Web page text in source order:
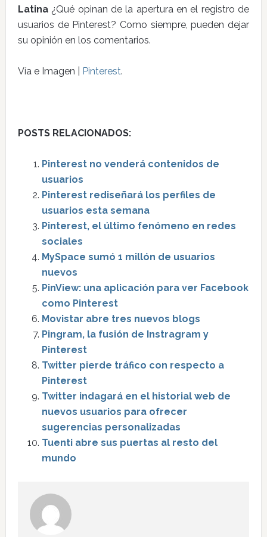
Latina¿Qué opinan de la apertura en el registro de
usuarios de Pinterest? Como siempre, pueden dejar
su opinión en los comentarios.
Vía e Imagen | Pinterest.
POSTS RELACIONADOS:
Pinterest no venderá contenidos de
usuarios
Pinterest rediseñará los perfiles de
usuarios esta semana
Pinterest, el último fenómeno en redes
sociales
MySpace sumó 1 millón de usuarios
nuevos
PinView: una aplicación para ver Facebook
como Pinterest
Movistar abre tres nuevos blogs
Pingram, la fusión de Instragram y
Pinterest
Twitter pierde tráfico con respecto a
Pinterest
Twitter indagará en el historial web de
nuevos usuarios para ofrecer
sugerencias personalizadas
Tuenti abre sus puertas al resto del
mundo